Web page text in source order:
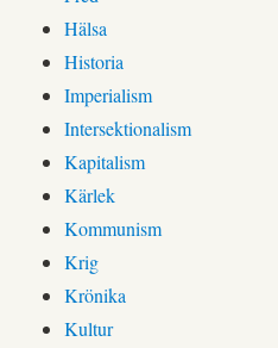
Hälsa
Historia
Imperialism
Intersektionalism
Kapitalism
Kärlek
Kommunism
Krig
Krönika
Kultur